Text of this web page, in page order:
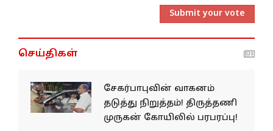
Submit your vote
செய்திகள்
சேகர்பாபுவின் வாகனம்
தடுத்து நிறுத்தம்! திருத்தணி
முருகன் கோயிலில் பரபரப்பு!